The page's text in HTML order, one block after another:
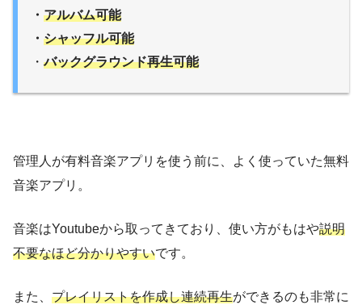
・ アルバム可能
・ シャッフル可能
・バックグラウンド再生可能
管理人が有料音楽アプリを使う前に、よく使っていた無料
音楽アプリ 。
音楽はYoutubeから取ってきており、使い方がもはや説明
不要なほど分かりやすいです。
また、 プレイリストを作成し連続再生ができるのも非常に